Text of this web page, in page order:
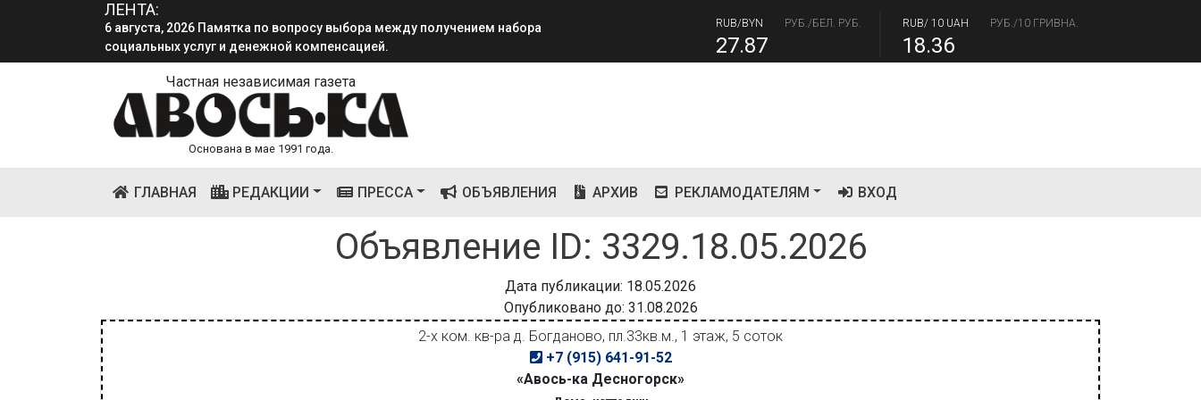
ЛЕНТА:
6 августа, 2026 Памятка по вопросу выбора между получением набора
социальных услуг и денежной компенсацией.
RUB/BYN РУБ./БЕЛ. РУБ.
27.87
RUB/ 10 UAH РУБ./10 ГРИВНА.
18.36
Частная независимая газета
Основана в мае 1991 года.
ГЛАВНАЯ(CURRENT)РЕДАКЦИИ ПРЕССА ОБЪЯВЛЕНИЯ АРХИВ РЕКЛАМОДАТЕЛЯМ ВХОД
Объявление ID: 3329.18.05.2026
Дата публикации: 18.05.2026
Опубликовано до: 31.08.2026
2-х ком. кв-ра д. Богданово, пл.33кв.м., 1 этаж, 5 соток
+7 (915) 641-91-52
«Авось-ка Десногорск»